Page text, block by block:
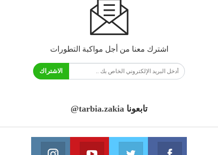
اشترك معنا من أجل مواكبة التطورات
الاشتراك
تابعونا @tarbia.zakia
فايسبوك يوتيوب